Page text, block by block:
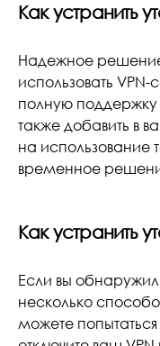
Как устранить
Надежное решение
использовать
полную поддержку
также добавить в
на использование
временное
Как устранить
Если вы
несколько
можете попытаться